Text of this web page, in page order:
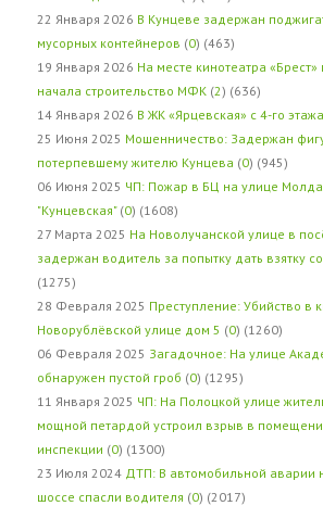
22 Января 2026 В Кунцеве задержан
мусорных контейнеров (0) (463)
19 Января 2026 На месте кинотеатра «Брест»
начала строительство МФК (2) (636)
14 Января 2026 В ЖК «Ярцевская» с 4-го
25 Июня 2025 Мошенничество: Задержан
потерпевшему жителю Кунцева (0) (945)
06 Июня 2025 ЧП: Пожар в БЦ на улице
"Кунцевская" (0) (1608)
27 Марта 2025 На Новолучанской улице в
задержан водитель за попытку дать взятку
(1275)
28 Февраля 2025 Преступление: Убийство в
Новорублёвской улице дом 5 (0) (1260)
06 Февраля 2025 Загадочное: На улице
обнаружен пустой гроб (0) (1295)
11 Января 2025 ЧП: На Полоцкой улице
мощной петардой устроил взрыв в
инспекции (0) (1300)
23 Июля 2024 ДТП: В автомобильной аварии
шоссе спасли водителя (0) (2017)